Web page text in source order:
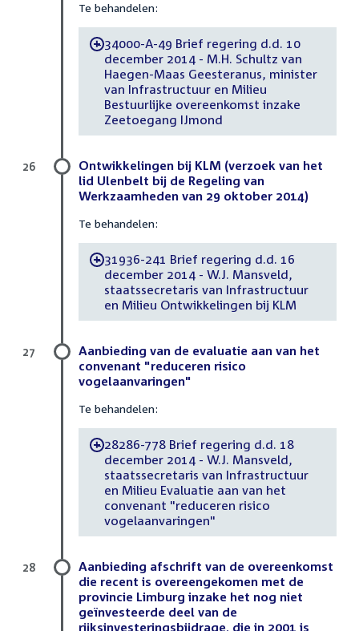
Te behandelen:
-34000-A-49 Brief regering d.d. 10
december 2014 - M.H. Schultz van
Haegen-Maas Geesteranus, minister
van Infrastructuur en Milieu
Bestuurlijke overeenkomst inzake
Zeetoegang IJmond
Ontwikkelingen bij KLM (verzoek van het
lid Ulenbelt bij de Regeling van
Werkzaamheden van 29 oktober 2014)
Te behandelen:
-31936-241 Brief regering d.d. 16
december 2014 - W.J. Mansveld,
staatssecretaris van Infrastructuur
en Milieu Ontwikkelingen bij KLM
26
Aanbieding van de evaluatie aan van het
convenant "reduceren risico
vogelaanvaringen"
Te behandelen:
-28286-778 Brief regering d.d. 18
december 2014 - W.J. Mansveld,
staatssecretaris van Infrastructuur
en Milieu Evaluatie aan van het
convenant "reduceren risico
vogelaanvaringen"
27
Aanbieding afschrift van de overeenkomst
die recent is overeengekomen met de
provincie Limburg inzake het nog niet
geïnvesteerde deel van de
rijksinvesteringsbijdrage, die in 2001 is
28